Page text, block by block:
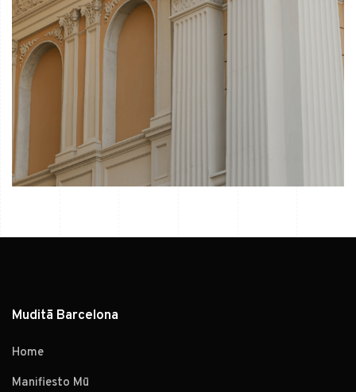
Muditā Barcelona
Home
Manifiesto Mū